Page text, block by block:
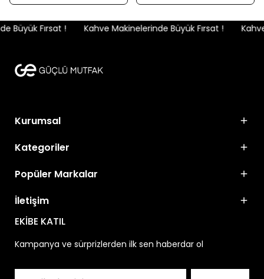
Büyük Fırsat ! Kahve Makinelerinde Büyük Fırsat !
Kurumsal
Kategoriler
Popüler Markalar
İletişim
EKİBE KATIL
Kampanya ve sürprizlerden ilk sen haberdar ol